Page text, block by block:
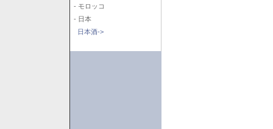
- モロッコ
- 日本
日本酒->